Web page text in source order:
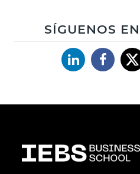
SÍGUENOS
LinkedinFacebook
X